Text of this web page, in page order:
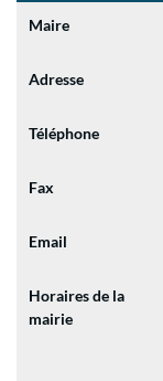
Maire
Adresse
Téléphone
Fax
Email
Horaires de la
mairie